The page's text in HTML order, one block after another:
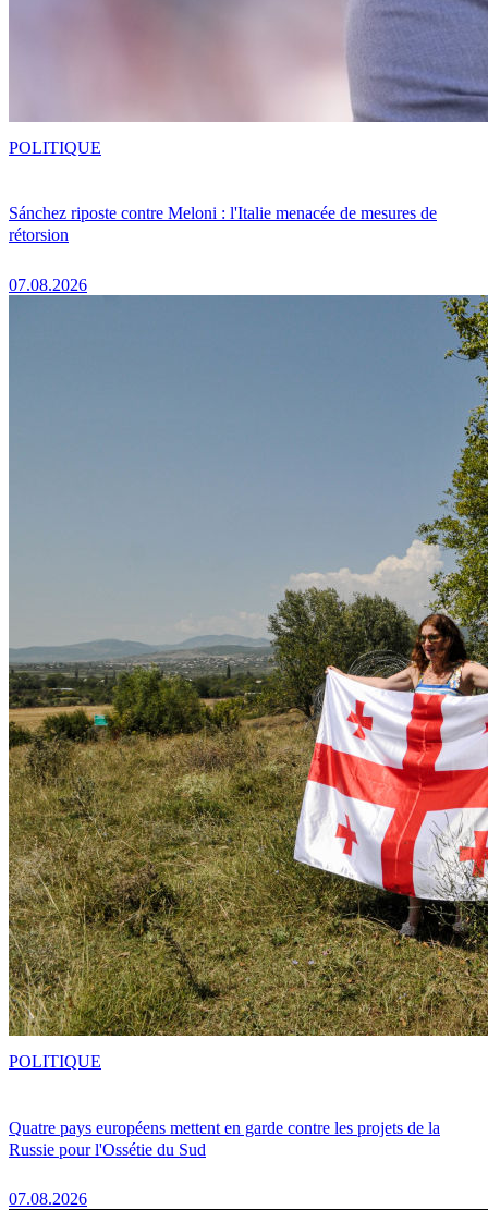
Sánchez riposte contre Meloni : l'Italie menacée de mesures de
rétorsion
07.08.2026
POLITIQUE
Quatre pays européens mettent en garde contre les projets de la
Russie pour l'Ossétie du Sud
07.08.2026
POLITIQUE